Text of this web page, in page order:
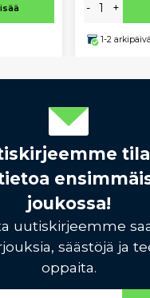
- +
1-2
joukossa!
uutiskirjeemme
säästöjä ja
oppaita.